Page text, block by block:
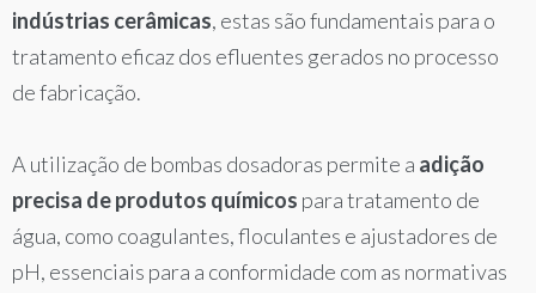
indústrias cerâmicas, estas são fundamentais para o
tratamento eficaz dos efluentes gerados no processo
de fabricação.
A utilização de bombas dosadoras permite a adição
precisa de produtos químicos para tratamento de
água, como coagulantes, floculantes e ajustadores de
pH, essenciais para a conformidade com as normativas